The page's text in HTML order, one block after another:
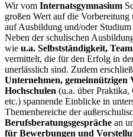
Wir vom Internatsgymnasium
großen Wert auf die
auf Ausbildung und/oder Studium
Neben der schulischen
wie u.a. Selbstständigkeit,
vermittelt, die für den Erfolg in
unerlässlich sind. Zudem
Unternehmen, gemeinnützigen
Hochschulen (u.a. über Praktika,
etc.) spannende Einblicke in
Themenbereiche der
Berufsberatungsgespräche an
für Bewerbungen und